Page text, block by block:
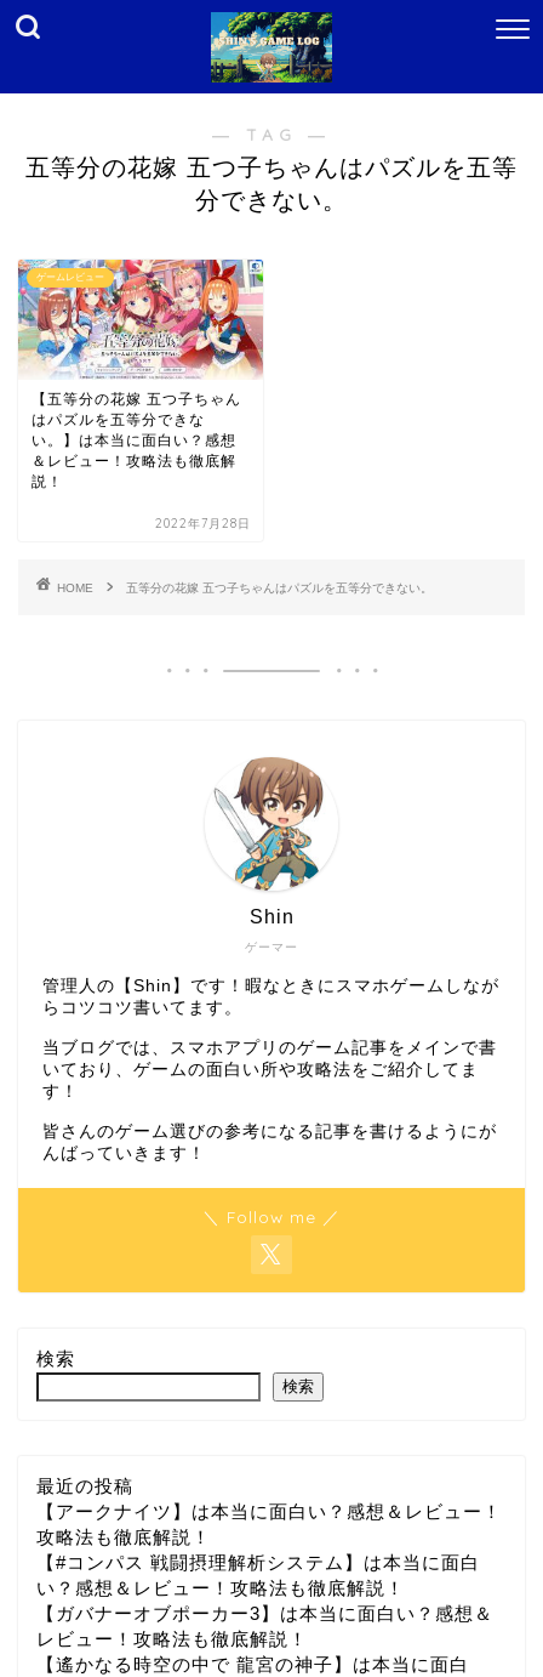
― TAG ―
五等分の花嫁 五つ子ちゃんはパズルを五等
分できない。
ゲームレビュー
【五等分の花嫁 五つ子ちゃん
はパズルを五等分できな
い。】は本当に面白い？感想
＆レビュー！攻略法も徹底解
説！
2022年7月28日
HOME 五等分の花嫁 五つ子ちゃんはパズルを五等分できない。
ゲーマー
Shin
管理人の【Shin】です！暇なときにスマホゲームしなが
らコツコツ書いてます。
当ブログでは、スマホアプリのゲーム記事をメインで書
いており、ゲームの面白い所や攻略法をご紹介してま
す！
皆さんのゲーム選びの参考になる記事を書けるようにが
んばっていきます！
＼ Follow me ／
検索
検索
最近の投稿
【アークナイツ】は本当に面白い？感想＆レビュー！
攻略法も徹底解説！
【#コンパス 戦闘摂理解析システム】は本当に面白
い？感想＆レビュー！攻略法も徹底解説！
【ガバナーオブポーカー3】は本当に面白い？感想＆
レビュー！攻略法も徹底解説！
【遙かなる時空の中で 龍宮の神子】は本当に面白